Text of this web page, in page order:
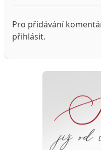
Pro přidávání
přihlásit.